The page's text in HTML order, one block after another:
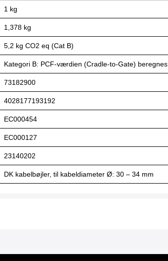
1 kg
1,378 kg
5,2 kg CO2 eq (Cat B)
Kategori B: PCF-værdien (Cradle-to-Gate)
73182900
4028177193192
EC000454
EC000127
23140202
DK kabelbøjler, til kabeldiameter Ø: 30 – 34 mm